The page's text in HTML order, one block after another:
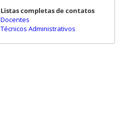
Listas completas de contatos
Docentes
Técnicos Administrativos